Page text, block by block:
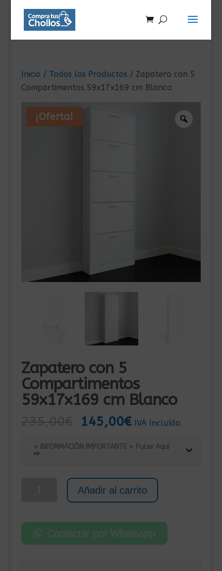
Inicio / Todos los Productos / Zapatero con 5
Compartimentos 59x17x169 cm Blanco
¡Oferta!
Zapatero con 5
Compartimentos
59x17x169 cm Blanco
El
original
235,00€.
145,00€El
actual
145,00€.
IVA Incluído
⭐ INFORMACIÓN IMPORTANTE ⭐ Pulse Aquí
⮕
Compartimentos
59x17x169
Añadir al carrito
Contactar por Whatsapp